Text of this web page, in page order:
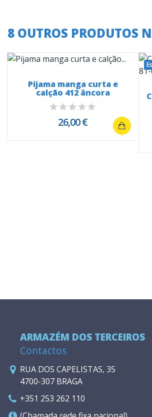
8 OUTROS PRODUTOS
Pijama manga curta e
calção 412 âncora
26,00 €
ARMAZÉM DOS TERCEIROS
Contactos
RUA DOS CAPELISTAS, 35
4700-307 BRAGA
+351 253 262 110